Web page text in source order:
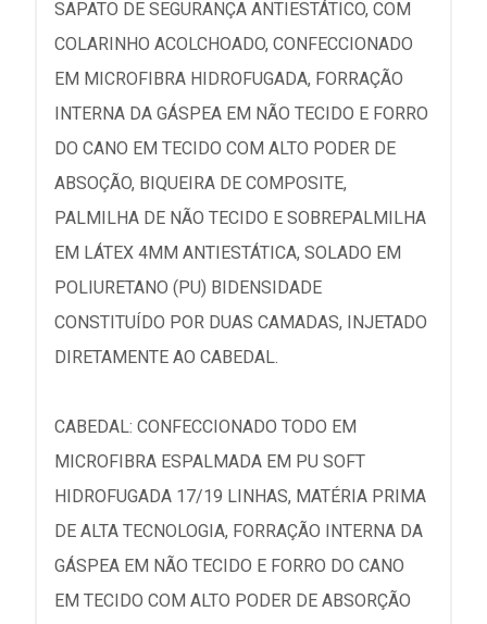
SAPATO DE SEGURANÇA ANTIESTÁTICO, COM
COLARINHO ACOLCHOADO, CONFECCIONADO
EM MICROFIBRA HIDROFUGADA, FORRAÇÃO
INTERNA DA GÁSPEA EM NÃO TECIDO E FORRO
DO CANO EM TECIDO COM ALTO PODER DE
ABSOÇÃO, BIQUEIRA DE COMPOSITE,
PALMILHA DE NÃO TECIDO E SOBREPALMILHA
EM LÁTEX 4MM ANTIESTÁTICA, SOLADO EM
POLIURETANO (PU) BIDENSIDADE
CONSTITUÍDO POR DUAS CAMADAS, INJETADO
DIRETAMENTE AO CABEDAL.
CABEDAL: CONFECCIONADO TODO EM
MICROFIBRA ESPALMADA EM PU SOFT
HIDROFUGADA 17/19 LINHAS, MATÉRIA PRIMA
DE ALTA TECNOLOGIA, FORRAÇÃO INTERNA DA
GÁSPEA EM NÃO TECIDO E FORRO DO CANO
EM TECIDO COM ALTO PODER DE ABSORÇÃO